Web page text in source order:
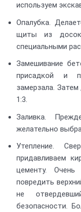
используем
Опалубка.
щиты из
специальными
Замешивание
присадкой и
замерзала.
1:3.
Заливка.
желательно
Утепление.
придавливаем
цементу. Очень
повредить
не
безопасности.